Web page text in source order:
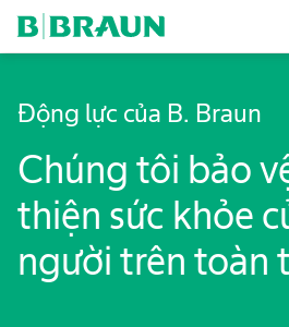
Động lực của B. Braun
Chúng tôi bảo
thiện sức khỏe
người trên toàn